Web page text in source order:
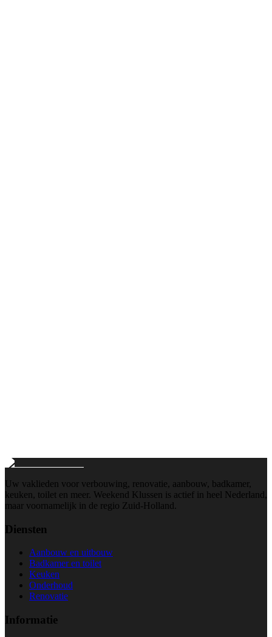
Uw vaklieden voor verbouwing, renovatie, aanbouw, badkamer,
keuken, toilet en meer. Weekend Klussen is actief in heel Nederland,
maar voornamelijk in de regio Zuid-Holland.
Diensten
Aanbouw en uitbouw
Badkamer en toilet
Keuken
Onderhoud
Renovatie
Informatie